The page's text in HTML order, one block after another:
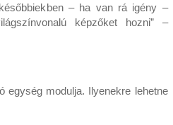
– ha van rá igény –
képzőket hozni” –
egység modulja. Ilyenekre lehetne